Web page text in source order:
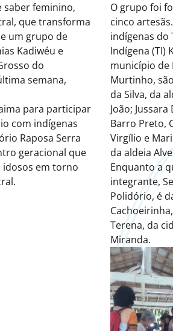
saber feminino,
que transforma
um grupo de
s Kadiwéu e
do
semana,
para participar
com indígenas
Raposa Serra
geracional que
idosos em torno
O grupo foi
cinco
indígenas do
Indígena (TI)
município de
Murtinho,
da Silva, da
João;
Barro Preto,
Virgílio e
da aldeia
Enquanto a
integrante,
Polidório, é
Terena, da
Miranda.